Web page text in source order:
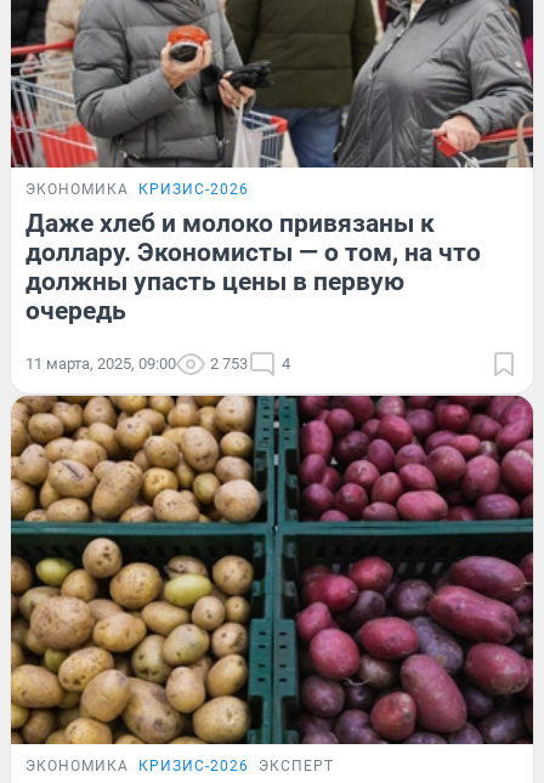
ЭКОНОМИКА КРИЗИС-2026
Даже хлеб и молоко привязаны к
доллару. Экономисты — о том, на что
должны упасть цены в первую
очередь
11 марта, 2025, 09:00 2 753 4
ЭКОНОМИКА КРИЗИС-2026 ЭКСПЕРТ